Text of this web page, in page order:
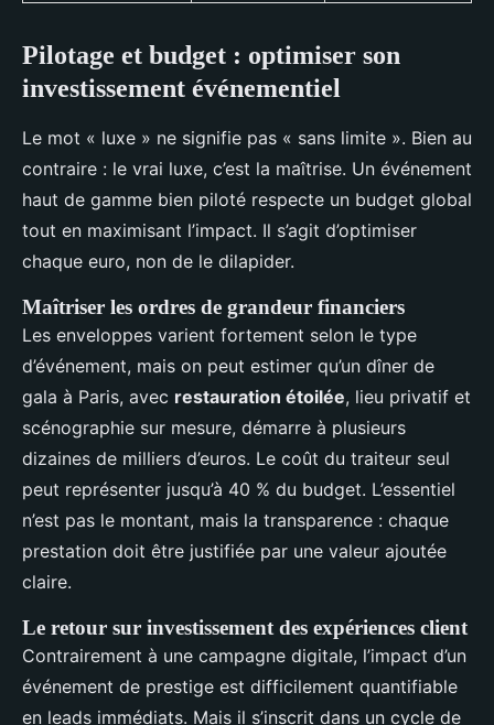
Pilotage et budget : optimiser son
investissement événementiel
Le mot « luxe » ne signifie pas « sans limite ». Bien au
contraire : le vrai luxe, c’est la maîtrise. Un événement
haut de gamme bien piloté respecte un budget global
tout en maximisant l’impact. Il s’agit d’optimiser
chaque euro, non de le dilapider.
Maîtriser les ordres de grandeur financiers
Les enveloppes varient fortement selon le type
d’événement, mais on peut estimer qu’un dîner de
gala à Paris, avec restauration étoilée, lieu privatif et
scénographie sur mesure, démarre à plusieurs
dizaines de milliers d’euros. Le coût du traiteur seul
peut représenter jusqu’à 40 % du budget. L’essentiel
n’est pas le montant, mais la transparence : chaque
prestation doit être justifiée par une valeur ajoutée
claire.
Le retour sur investissement des expériences client
Contrairement à une campagne digitale, l’impact d’un
événement de prestige est difficilement quantifiable
en leads immédiats. Mais il s’inscrit dans un cycle de